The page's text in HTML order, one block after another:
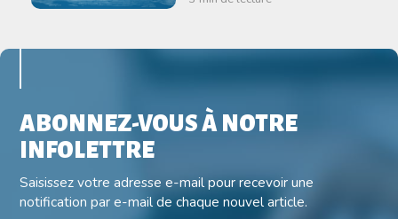
ABONNEZ-VOUS À NOTRE
INFOLETTRE
Saisissez votre adresse e-mail pour recevoir une
notification par e-mail de chaque nouvel article.